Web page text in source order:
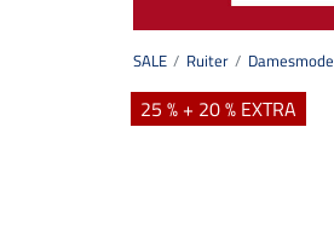
SALE Ruiter Damesmode
25 % + 20 % EXTRA